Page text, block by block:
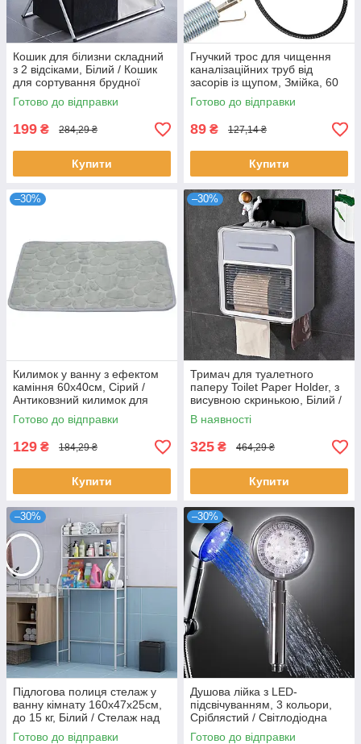
Кошик для білизни складний
з 2 відсіками, Білий / Кошик
для сортування брудної
білизни / Тканинний кошик
Готово до відправки
199 ₴ 284,29 ₴
Купити
Гнучкий трос для чищення
каналізаційних труб від
засорів із щупом, Змійка, 60
см, Сірий / Інструмент для
чищення труб
Готово до відправки
89 ₴ 127,14 ₴
Купити
–30%
Килимок у ванну з ефектом
каміння 60х40см, Сірий /
Антиковзний килимок для
ванної
Готово до відправки
129 ₴ 184,29 ₴
Купити
–30%
Тримач для туалетного
паперу Toilet Paper Holder, з
висувною скринькою, Білий /
Настінний диспенсер для
паперу
В наявності
325 ₴ 464,29 ₴
Купити
–30%
Підлогова полиця стелаж у
ванну кімнату 160х47х25см,
до 15 кг, Білий / Стелаж над
унітазом / Підлоговий
Готово до відправки
–30%
Душова лійка з LED-
підсвічуванням, 3 кольори,
Сріблястий / Світлодіодна
насадка для душу / Насадка
Готово до відправки